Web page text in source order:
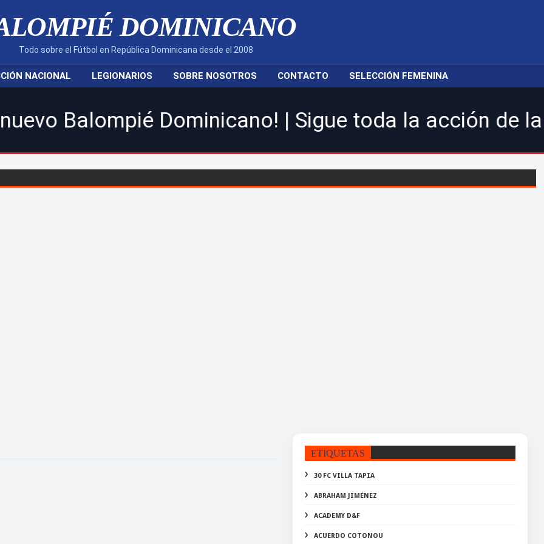
DOMINICANO
Todo sobre el Fútbol en República Dominicana desde el 2008
NACIONAL LEGIONARIOS SOBRE NOSOTROS CONTACTO SELECCIÓN FEMENINA
Dominicano! | Sigue toda la acción de la LDF,
ETIQUETAS
30 FC VILLA TAPIA
ABRAHAM JIMÉNEZ
ACADEMY D&F
ACUERDO COTONOU